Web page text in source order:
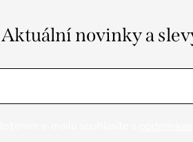
Aktuální novinky a